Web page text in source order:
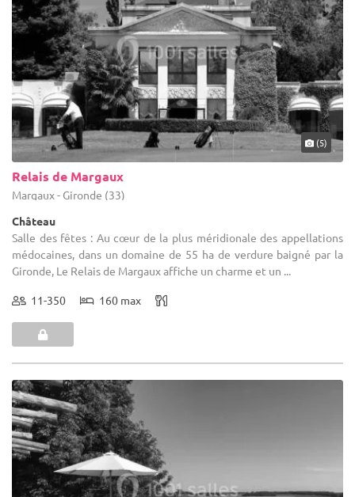
(5)
Relais de Margaux
Margaux - Gironde (33)
Château
Salle des fêtes : Au cœur de la plus méridionale des appellations
médocaines, dans un domaine de 55 ha de verdure baigné par la
Gironde, Le Relais de Margaux affiche un charme et un ...
11-350 160 max